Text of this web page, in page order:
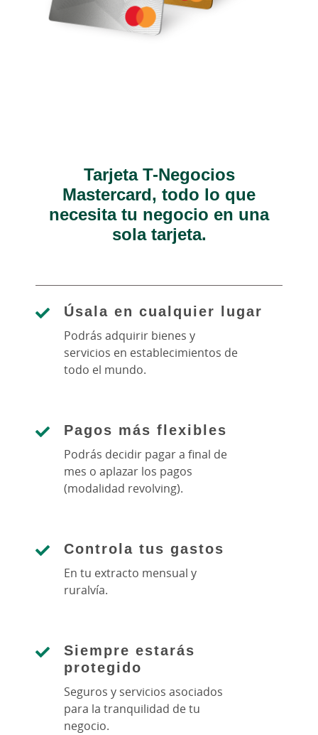
Tarjeta T-Negocios
Mastercard, todo lo que
necesita tu negocio en una
sola tarjeta.
Úsala en cualquier lugar
Podrás adquirir bienes y
servicios en establecimientos de
todo el mundo.
Pagos más flexibles
Podrás decidir pagar a final de
mes o aplazar los pagos
(modalidad revolving).
Controla tus gastos
En tu extracto mensual y
ruralvía.
Siempre estarás
protegido
Seguros y servicios asociados
para la tranquilidad de tu
negocio.